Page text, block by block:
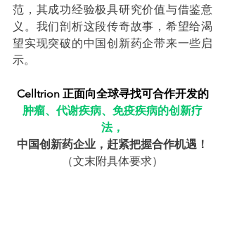
范，其成功经验极具研究价值与借鉴意
义。我们剖析这段传奇故事，希望给渴
望实现突破的中国创新药企带来一些启
示。
Celltrion 正面向全球寻找可合作开发的
肿瘤、代谢疾病、免疫疾病的创新疗
法，
中国创新药企业，赶紧把握合作机遇！
（文末附具体要求）